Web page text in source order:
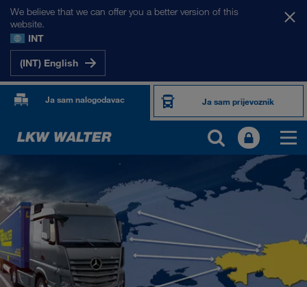
We believe that we can offer you a better version of this
website.
INT
(INT) English
Ja sam nalogodavac Ja sam prijevoznik
NAŠA TRŽIŠTA
Europa
Srednja Azija
Rusija